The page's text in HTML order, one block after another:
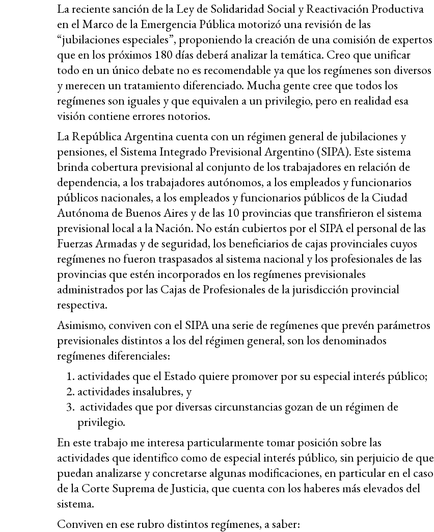
La reciente sanción de la Ley de Solidaridad Social y Reactivación Productiva
en el Marco de la Emergencia Pública motorizó una revisión de las
“jubilaciones especiales”, proponiendo la creación de una comisión de expertos
que en los próximos 180 días deberá analizar la temática. Creo que unificar
todo en un único debate no es recomendable ya que los regímenes son diversos
y merecen un tratamiento diferenciado. Mucha gente cree que todos los
regímenes son iguales y que equivalen a un privilegio, pero en realidad esa
visión contiene errores notorios.
La República Argentina cuenta con un régimen general de jubilaciones y
pensiones, el Sistema Integrado Previsional Argentino (SIPA). Este sistema
brinda cobertura previsional al conjunto de los trabajadores en relación de
dependencia, a los trabajadores autónomos, a los empleados y funcionarios
públicos nacionales, a los empleados y funcionarios públicos de la Ciudad
Autónoma de Buenos Aires y de las 10 provincias que transfirieron el sistema
previsional local a la Nación. No están cubiertos por el SIPA el personal de las
Fuerzas Armadas y de seguridad, los beneficiarios de cajas provinciales cuyos
regímenes no fueron traspasados al sistema nacional y los profesionales de las
provincias que estén incorporados en los regímenes previsionales
administrados por las Cajas de Profesionales de la jurisdicción provincial
respectiva.
Asimismo, conviven con el SIPA una serie de regímenes que prevén parámetros
previsionales distintos a los del régimen general, son los denominados
regímenes diferenciales:
actividades que el Estado quiere promoverpor su especial interés público;
actividades insalubres, y
actividades que por diversas circunstancias gozan de un régimen de
privilegio.
En este trabajo me interesa particularmente tomar posición sobre las
actividades que identifico como de especial interés público, sin perjuicio de que
puedan analizarse y concretarse algunas modificaciones, en particular en el caso
de la Corte Suprema de Justicia, que cuenta con los haberes más elevados del
sistema.
Conviven en ese rubro distintos regímenes, a saber: